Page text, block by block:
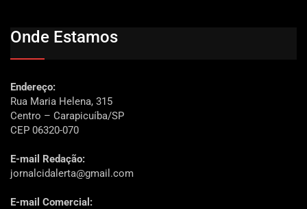
Onde Estamos
Endereço:
Rua Maria Helena, 315
Centro – Carapicuíba/SP
CEP 06320-070
E-mail Redação:
jornalcidalerta@gmail.com
E-mail Comercial: